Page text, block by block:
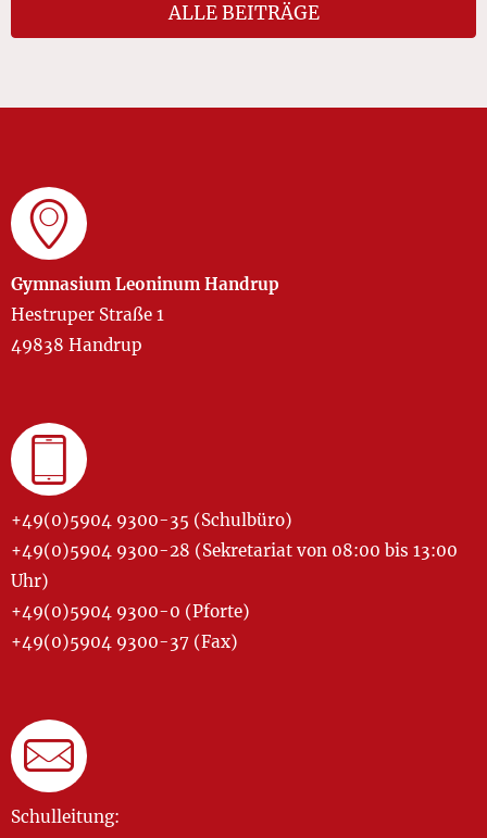
ALLE BEITRÄGE
Gymnasium Leoninum Handrup
Hestruper Straße 1
49838 Handrup
+49(0)5904 9300-35 (Schulbüro)
+49(0)5904 9300-28 (Sekretariat von 08:00 bis 13:00
Uhr)
+49(0)5904 9300-0 (Pforte)
+49(0)5904 9300-37 (Fax)
Schulleitung: